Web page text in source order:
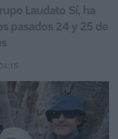
Laudato Sí, ha
pasados 24 y 25 de